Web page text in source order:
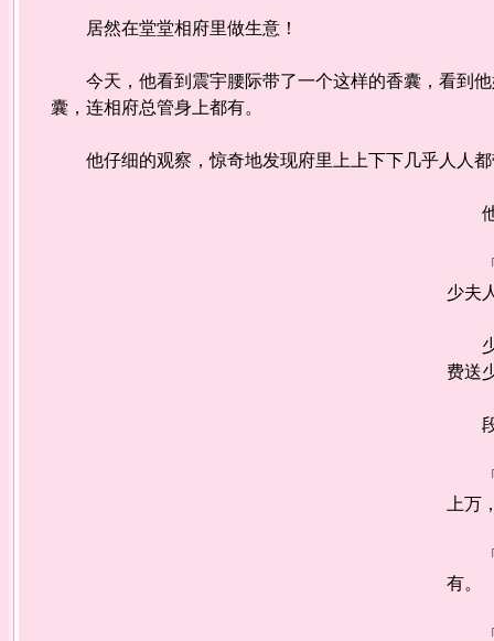
居然在堂堂相府里做生意！
今天，他看到震宇腰际带了一个这样的香囊，看到他
囊，连相府总管身上都有。
他仔细的观察，惊奇地发现府里上上下下几乎人人都
他
「
少夫
少
费送
段
「
上万
「
有。
「